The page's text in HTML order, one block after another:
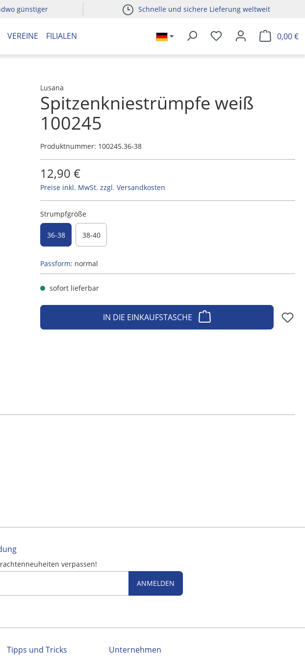
günstiger Schnelle und sichere Lieferung weltweit
VEREINE FILIALEN 0,00 €
Lusana
Spitzenkniestrümpfe weiß
100245
Produktnummer: 100245.36-38
12,90 €
Preise inkl. MwSt. zzgl. Versandkosten
Strumpfgröße
36-38 38-40
Passform: normal
sofort lieferbar
IN DIE EINKAUFSTASCHE
verpassen!
ANMELDEN
Tipps und Tricks Unternehmen